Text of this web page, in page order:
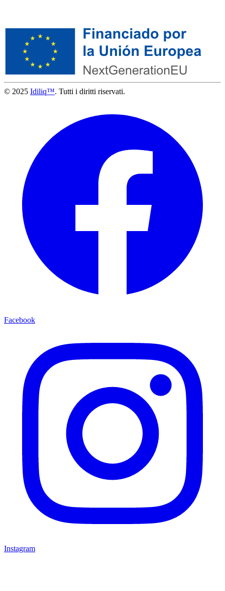
© 2025 Idiliq™. Tutti i diritti riservati.
Facebook
Instagram